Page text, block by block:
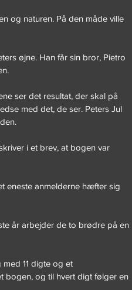
og naturen. På den måde ville
øjne. Han får sin bror, Pietro
ser det resultat, der skal på
med det, de ser. Peters Jul
i et brev, at bogen var
eneste anmelderne hæfter sig
år arbejder de to brødre på en
11 digte og et
bogen, og til hvert digt følger en